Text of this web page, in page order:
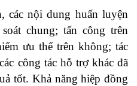
các nội dung huấn luyện
chung; tấn công trên
ưu thế trên không; tác
công tác hỗ trợ khác đã
tốt. Khả năng hiệp đồng